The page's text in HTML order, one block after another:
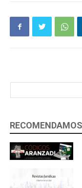
RECOMENDAMOS